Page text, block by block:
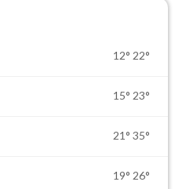
12° 22°
15° 23°
21° 35°
19° 26°